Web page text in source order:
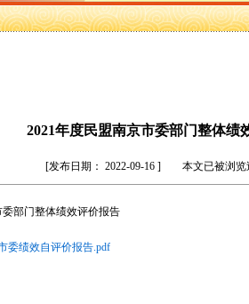
2021年度民盟南京市委部门整体绩
[发布日期： 2022-09-16 ] 本文已被浏
部门整体绩效评价报告
委绩效自评价报告.pdf